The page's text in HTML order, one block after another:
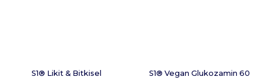
S1® Likit & Bitkisel
S1® Vegan Glukozamin 60